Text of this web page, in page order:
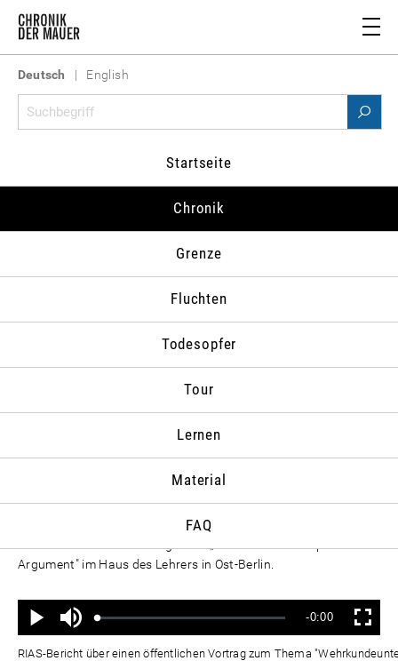
Deutsch | English
Startseite
Chronik
Grenze
Fluchten
Todesopfer
Tour
Lernen
Material
FAQ
1981
17. JANUAR 1979
Der wehrpolitische Unterricht stoße auf zunehmendes
Interesse der Schüler. Das berichtet Oberstleutnant Liebusch
von der Militärpolitischen Hochschule „Wilhelm Pieck" im
Argument" im Haus des Lehrers in Ost-Berlin.
Wiedergabe
Ton
aus
Geladen:
Status:
Verbleibende
Zeit
-0:00 Vollbild
RIAS-Bericht über einen öffentlichen Vortrag zum Thema